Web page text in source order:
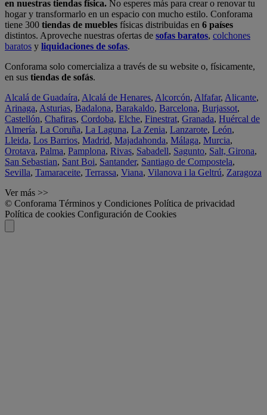
en nuestras tiendas física. No esperes más para crear o renovar tu
hogar y transformarlo en un espacio con mucho estilo. Conforama
tiene 300 tiendas de muebles físicas distribuidas en 6 países
distintos. Aproveche nuestras ofertas de sofas baratos, colchones
baratos y liquidaciones de sofas.
Conforama solo comercializa a través de su website o, físicamente,
en sus tiendas de sofás.
Alcalá de Guadaíra, Alcalá de Henares, Alcorcón, Alfafar, Alicante,
Arinaga, Asturias, Badalona, Barakaldo, Barcelona, Burjassot,
Castellón, Chafiras, Cordoba, Elche, Finestrat, Granada, Huércal de
Almería, La Coruña, La Laguna, La Zenia, Lanzarote, León,
Lleida, Los Barrios, Madrid, Majadahonda, Málaga, Murcia,
Orotava, Palma, Pamplona, Rivas, Sabadell, Sagunto, Salt, Girona,
San Sebastian, Sant Boi, Santander, Santiago de Compostela,
Sevilla, Tamaraceite, Terrassa, Viana, Vilanova i la Geltrú, Zaragoza
Ver más >>
© Conforama Términos y Condiciones Política de privacidad
Política de cookies Configuración de Cookies